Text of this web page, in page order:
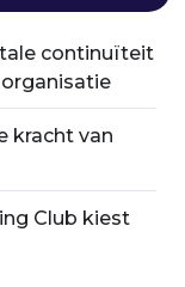
continuïteit
kracht van
Club kiest